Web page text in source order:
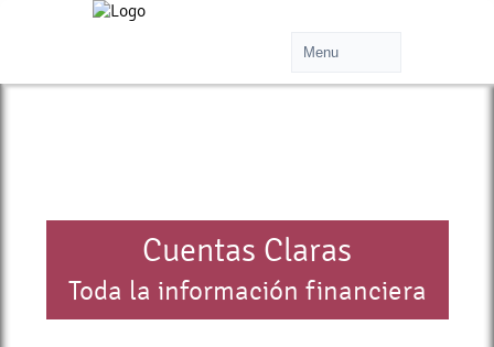
Cuentas Claras
Toda la información financiera